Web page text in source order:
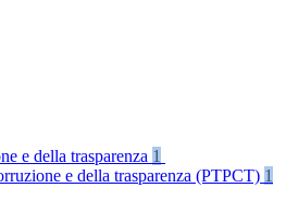
e della trasparenza 1
e della trasparenza (PTPCT) 1